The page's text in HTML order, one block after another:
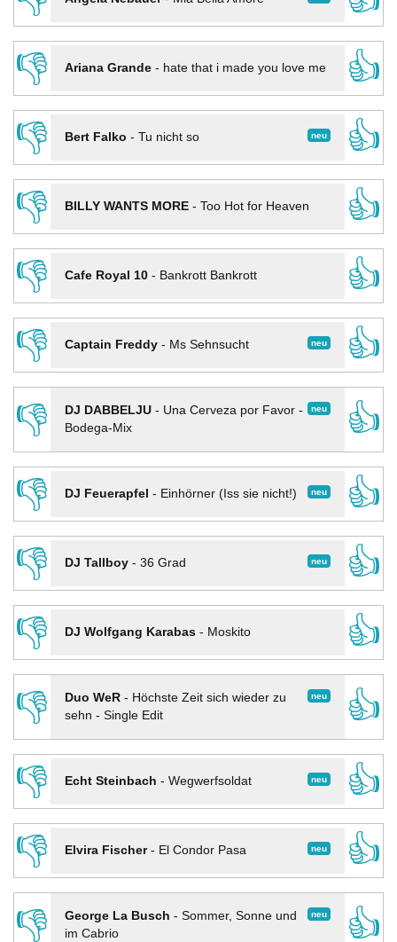
👎
Ariana Grande- hate that i made you love me
👍
👎
neu
Bert Falko - Tu nicht so
👍
👎
BILLY WANTS MORE- Too Hot for Heaven
👍
👎
Cafe Royal 10- Bankrott Bankrott
👍
👎
neu
Captain Freddy- Ms Sehnsucht
👍
👎
neu
DJ DABBELJU- Una Cerveza por Favor -
Bodega-Mix
👍
👎
neu
DJ Feuerapfel - Einhörner (Iss sie nicht!)
👍
👎
neu
DJ Tallboy- 36 Grad
👍
👎
DJ Wolfgang Karabas- Moskito
👍
👎
neu
Duo WeR- Höchste Zeit sich wieder zu
sehn - Single Edit
👍
👎
neu
Echt Steinbach - Wegwerfsoldat
👍
👎
neu
Elvira Fischer- El Condor Pasa
👍
👎
neu
George La Busch - Sommer, Sonne und
im Cabrio
👍